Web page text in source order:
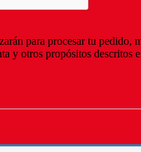
para procesar tu pedido,
y otros propósitos descritos